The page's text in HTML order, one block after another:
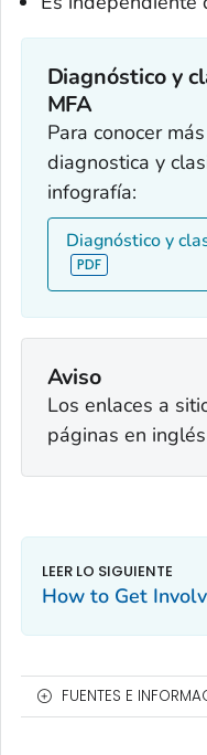
Diagnóstico y
MFA
Para conocer
diagnostica y
infografía:
Diagnóstico y
Aviso
Los enlaces a
páginas en
How to Get
FUENTES E